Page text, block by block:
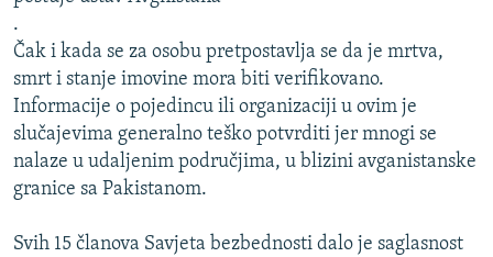
.
Čak i kada se za osobu pretpostavlja se da je mrtva,
smrt i stanje imovine mora biti verifikovano.
Informacije o pojedincu ili organizaciji u ovim je
slučajevima generalno teško potvrditi jer mnogi se
nalaze u udaljenim područjima, u blizini avganistanske
granice sa Pakistanom.
Svih 15 članova Savjeta bezbednosti dalo je saglasnost